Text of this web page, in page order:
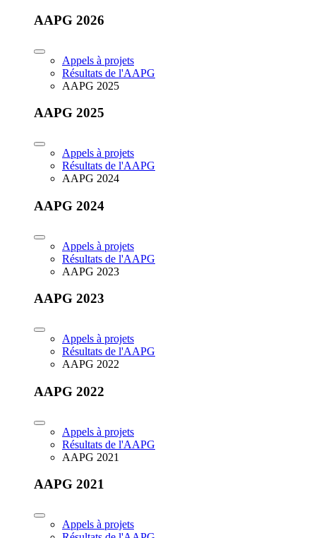
AAPG 2026
Appels à projets
Résultats de l'AAPG
AAPG 2025
AAPG 2025
Appels à projets
Résultats de l'AAPG
AAPG 2024
AAPG 2024
Appels à projets
Résultats de l'AAPG
AAPG 2023
AAPG 2023
Appels à projets
Résultats de l'AAPG
AAPG 2022
AAPG 2022
Appels à projets
Résultats de l'AAPG
AAPG 2021
AAPG 2021
Appels à projets